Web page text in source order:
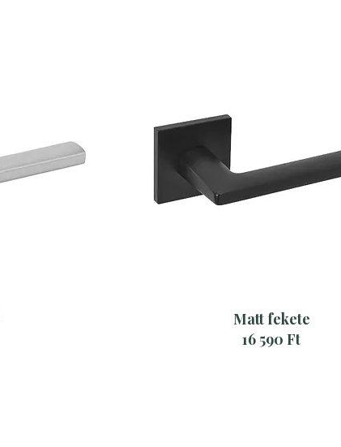
Matt fekete
16 590 Ft